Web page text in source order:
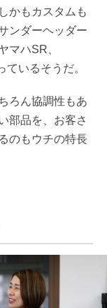
かもカスタムも
ンダーヘッダー
マハSR、
いるそうだ。
ろん協調性もあ
部品を、お客さ
のもウチの特長